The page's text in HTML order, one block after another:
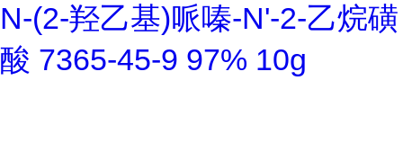
N-(2-羟乙基)哌嗪-N'-2-乙烷磺
酸 7365-45-9 97% 10g